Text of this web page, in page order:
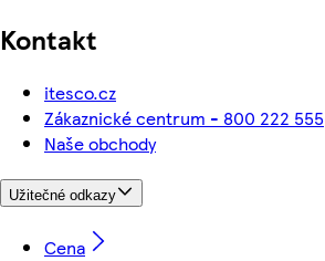
Kontakt
itesco.cz
Zákaznické centrum - 800 222 555
Naše obchody
Užitečné odkazy
Cena